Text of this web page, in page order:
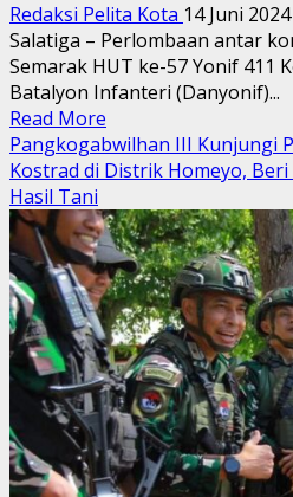
Redaksi Pelita Kota 14 Juni 2024
Salatiga – Perlombaan antar
Semarak HUT ke-57 Yonif 411
Batalyon Infanteri (Danyonif)...
Read More
more
about
Lari
Rintangan,
Cara
Danyonif
411
Kostrad
Pupuk
Jiwa
Korsa
Antar
Prajurit
Pangkogabwilhan III Kunjungi
Kostrad di Distrik Homeyo,
Hasil Tani